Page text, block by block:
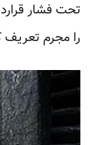
تحت فشار
را مجرم تعریف